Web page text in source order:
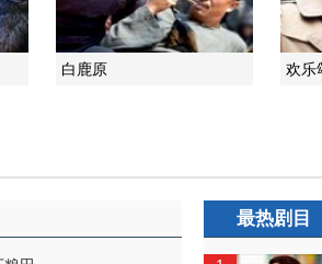
白鹿原 欢乐
最热剧目